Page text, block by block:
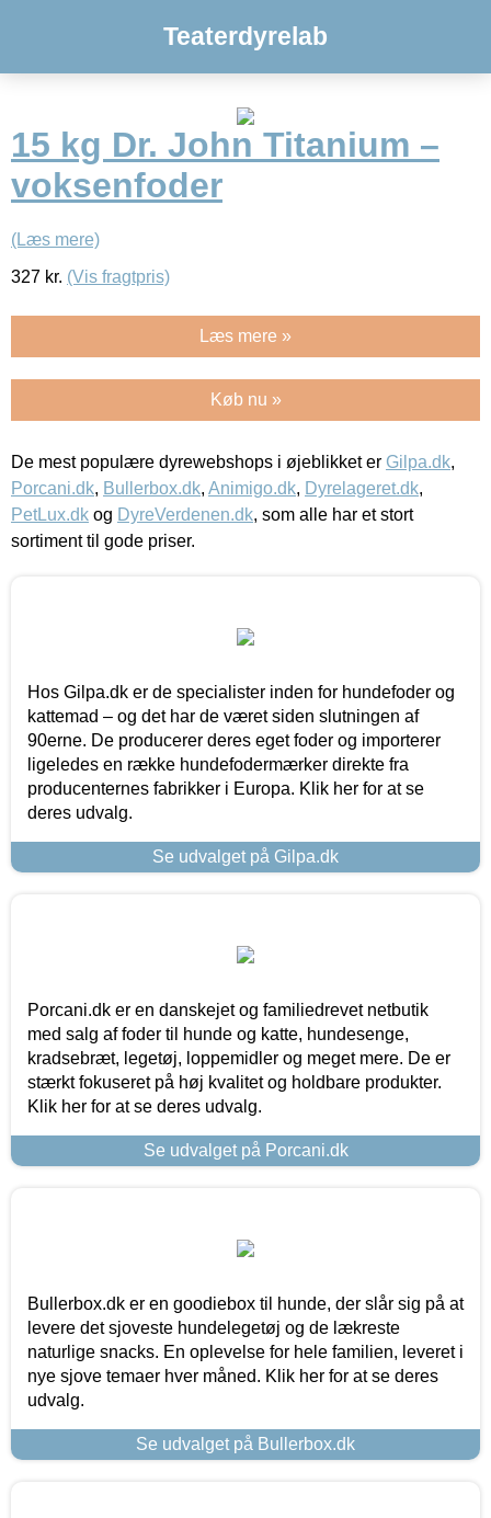
Teaterdyrelab
15 kg Dr. John Titanium –
voksenfoder
(Læs mere)
327 kr. (Vis fragtpris)
Læs mere »
Køb nu »
De mest populære dyrewebshops i øjeblikket er Gilpa.dk,
Porcani.dk, Bullerbox.dk, Animigo.dk, Dyrelageret.dk,
PetLux.dk og DyreVerdenen.dk, som alle har et stort
sortiment til gode priser.
Hos Gilpa.dk er de specialister inden for hundefoder og
kattemad – og det har de været siden slutningen af
90erne. De producerer deres eget foder og importerer
ligeledes en række hundefodermærker direkte fra
producenternes fabrikker i Europa. Klik her for at se
deres udvalg.
Se udvalget på Gilpa.dk
Porcani.dk er en danskejet og familiedrevet netbutik
med salg af foder til hunde og katte, hundesenge,
kradsebræt, legetøj, loppemidler og meget mere. De er
stærkt fokuseret på høj kvalitet og holdbare produkter.
Klik her for at se deres udvalg.
Se udvalget på Porcani.dk
Bullerbox.dk er en goodiebox til hunde, der slår sig på at
levere det sjoveste hundelegetøj og de lækreste
naturlige snacks. En oplevelse for hele familien, leveret i
nye sjove temaer hver måned. Klik her for at se deres
udvalg.
Se udvalget på Bullerbox.dk